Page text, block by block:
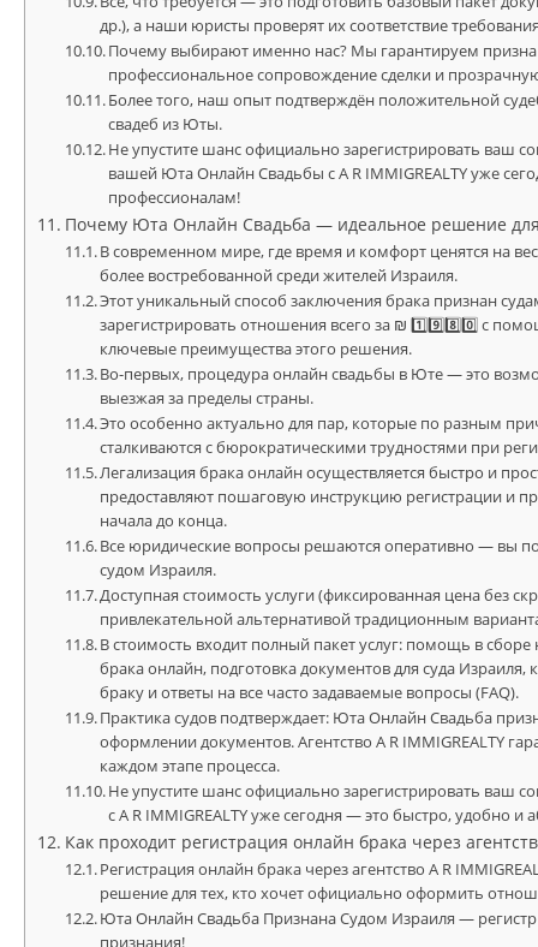
др.), а наши юристы проверят их соответствие
Почему выбирают именно нас? Мы гарантируем
профессиональное сопровождение сделки и
Более того, наш опыт подтверждён положительной
свадеб из Юты.
Не упустите шанс официально зарегистрировать ваш
вашей Юта Онлайн Свадьбы с A R IMMIGREALTY уже
профессионалам!
Почему Юта Онлайн Свадьба — идеальное решение
В современном мире, где время и комфорт ценятся на
более востребованной среди жителей Израиля.
Этот уникальный способ заключения брака признан
зарегистрировать отношения всего за ₪ 1️⃣9️⃣8️⃣0️⃣ с
ключевые преимущества этого решения.
Во-первых, процедура онлайн свадьбы в Юте — это
выезжая за пределы страны.
Это особенно актуально для пар, которые по разным
сталкиваются с бюрократическими трудностями при
Легализация брака онлайн осуществляется быстро и
предоставляют пошаговую инструкцию регистрации и
начала до конца.
Все юридические вопросы решаются оперативно — вы
судом Израиля.
Доступная стоимость услуги (фиксированная цена без
привлекательной альтернативой традиционным
В стоимость входит полный пакет услуг: помощь в
брака онлайн, подготовка документов для суда
браку и ответы на все часто задаваемые вопросы (FAQ).
Практика судов подтверждает: Юта Онлайн Свадьба
оформлении документов. Агентство A R IMMIGREALTY
каждом этапе процесса.
Не упустите шанс официально зарегистрировать ваш
с A R IMMIGREALTY уже сегодня — это быстро, удобно и
Как проходит регистрация онлайн брака через
Регистрация онлайн брака через агентство A R
решение для тех, кто хочет официально оформить
Юта Онлайн Свадьба Признана Судом Израиля —
признания!